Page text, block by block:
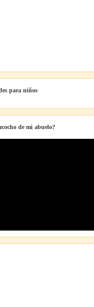
para niños
de mi abuelo?